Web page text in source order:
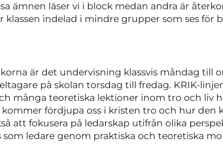
ämnen läser vi i block medan andra är
klassen indelad i mindre grupper som ses för
är det undervisning klassvis måndag till
på skolan torsdag till fredag. KRIK-
många teoretiska lektioner inom tro och liv
kommer fördjupa oss i kristen tro och hur den
att fokusera på ledarskap utifrån olika
som ledare genom praktiska och teoretiska